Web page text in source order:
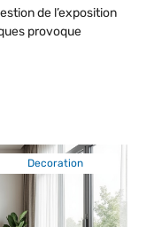
de l’exposition
provoque
Decoration